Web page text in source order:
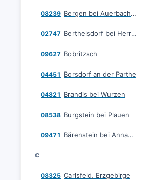
08239 Bergen bei Auerbach, Vogtland
02747 Berthelsdorf bei Herrnhut
09627 Bobritzsch
04451 Borsdorf an der Parthe
04821 Brandis bei Wurzen
08538 Burgstein bei Plauen
09471 Bärenstein bei Annaberg-Buchholz
C
08325 Carlsfeld, Erzgebirge